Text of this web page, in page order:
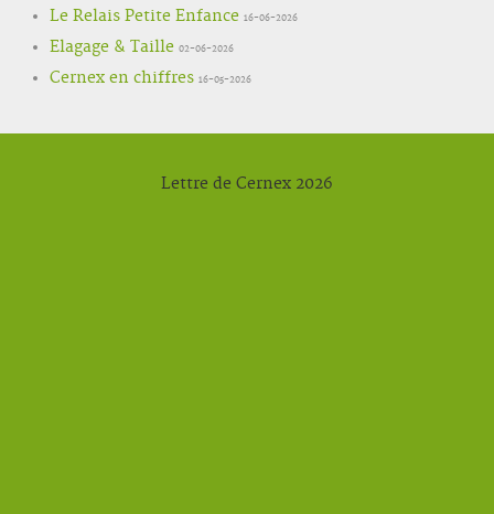
Le Relais Petite Enfance 16-06-2026
Elagage & Taille 02-06-2026
Cernex en chiffres 16-05-2026
Lettre de Cernex 2026